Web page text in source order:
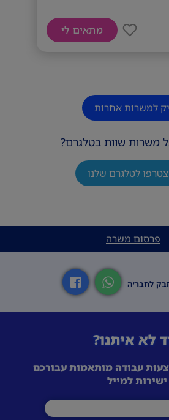
מתאים לי
למשרות אחרות
משרות שוות בטלגרם?
לטלגרם שלנו
פרסום משרה
לחבר׳ה
לא איתנו?
עבודה מותאמות עבורכם
ישירות למייל